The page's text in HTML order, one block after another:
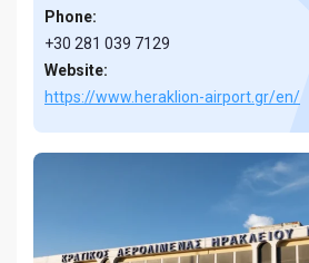
Phone:
+30 281 039 7129
Website:
https://www.heraklion-airport.gr/en/